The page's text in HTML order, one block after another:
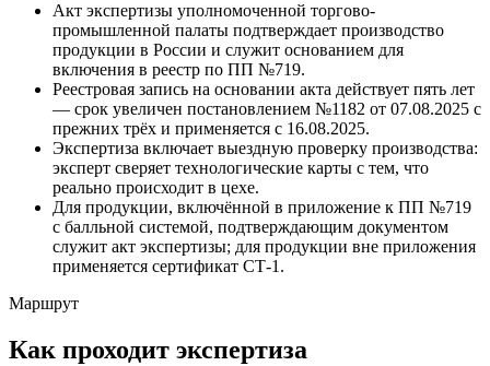
Акт экспертизы уполномоченной торгово-
промышленной палаты подтверждает производство
продукции в России и служит основанием для
включения в реестр по ПП №719.
Реестровая запись на основании акта действует пять лет
— срок увеличен постановлением №1182 от 07.08.2025 с
прежних трёх и применяется с 16.08.2025.
Экспертиза включает выездную проверку производства:
эксперт сверяет технологические карты с тем, что
реально происходит в цехе.
Для продукции, включённой в приложение к ПП №719
с балльной системой, подтверждающим документом
служит акт экспертизы; для продукции вне приложения
применяется сертификат СТ-1.
Маршрут
Как проходит экспертиза